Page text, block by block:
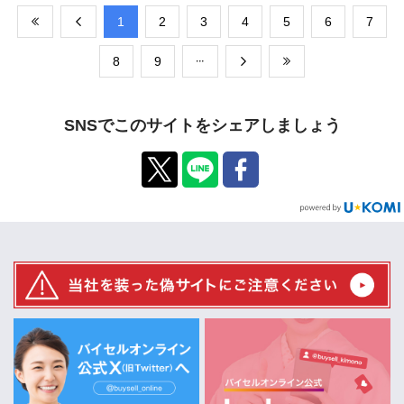
​1 ​2 ​3 ​4 ​5 ​6 ​7
​8 ​9
SNSでこのサイトをシェアしましょう